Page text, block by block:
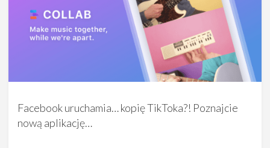
Facebook uruchamia… kopię TikToka?! Poznajcie
nową aplikację…